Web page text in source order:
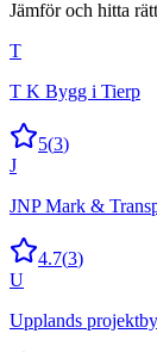
Jämför och hitta
T
T K Bygg i Tierp
5(3)
J
JNP Mark &
4.7(3)
U
Upplands